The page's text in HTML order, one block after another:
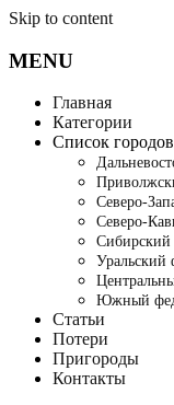
Skip to content
MENU
Главная
Категории
Список городов
Северо-
Северо-
Сибирский
Уральский
Южный
Статьи
Потери
Пригороды
Контакты